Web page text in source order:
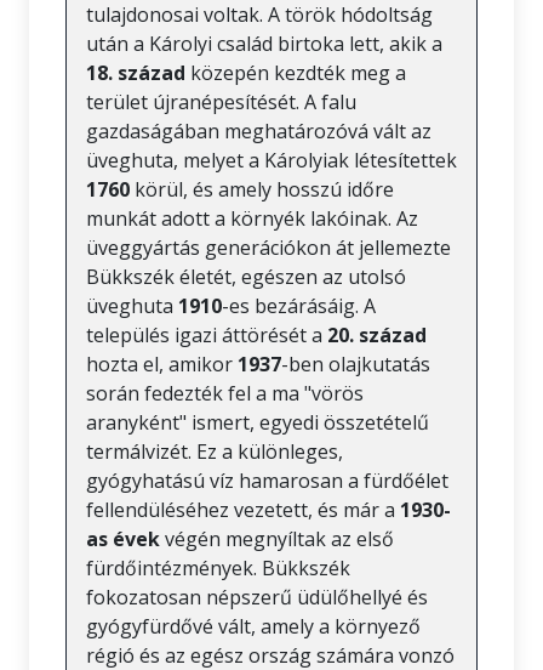
tulajdonosai voltak. A török hódoltság
után a Károlyi család birtoka lett, akik a
18. század közepén kezdték meg a
terület újranépesítését. A falu
gazdaságában meghatározóvá vált az
üveghuta, melyet a Károlyiak létesítettek
1760 körül, és amely hosszú időre
munkát adott a környék lakóinak. Az
üveggyártás generációkon át jellemezte
Bükkszék életét, egészen az utolsó
üveghuta 1910-es bezárásáig. A
település igazi áttörését a 20. század
hozta el, amikor 1937-ben olajkutatás
során fedezték fel a ma "vörös
aranyként" ismert, egyedi összetételű
termálvizét. Ez a különleges,
gyógyhatású víz hamarosan a fürdőélet
fellendüléséhez vezetett, és már a 1930-
as évekvégén megnyíltak az első
fürdőintézmények. Bükkszék
fokozatosan népszerű üdülőhellyé és
gyógyfürdővé vált, amely a környező
régió és az egész ország számára vonzó